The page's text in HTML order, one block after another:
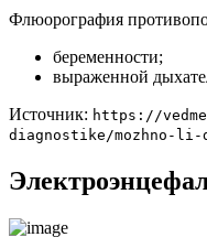
Флюорография
беременности;
выраженной
Источник: https://
diagnostike/mozhno-